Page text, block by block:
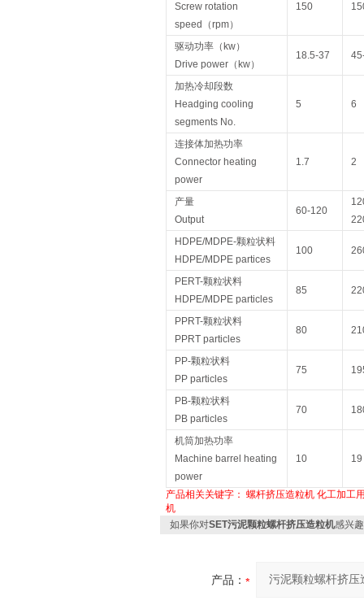
Screw rotation
speed（rpm）
150
驱动功率（kw）
Drive power（kw）
18.5-37
加热冷却段数
Headging cooling
segments No.
5 6
连接体加热功率
Connector heating
power
1.7 2
产量
Output
60-120
HDPE/MDPE-颗粒状料
HDPE/MDPE partices
100
PERT-颗粒状料
HDPE/MDPE particles
85
PPRT-颗粒状料
PPRT particles
80
PP-颗粒状料
PP particles
75
PB-颗粒状料
PB particles
70
机筒加热功率
Machine barrel heating
power
10 19
产品相关关键字： 螺杆挤压造粒机 化工加工
机
如果你对SET污泥颗粒螺杆挤压造粒机感兴
产品：